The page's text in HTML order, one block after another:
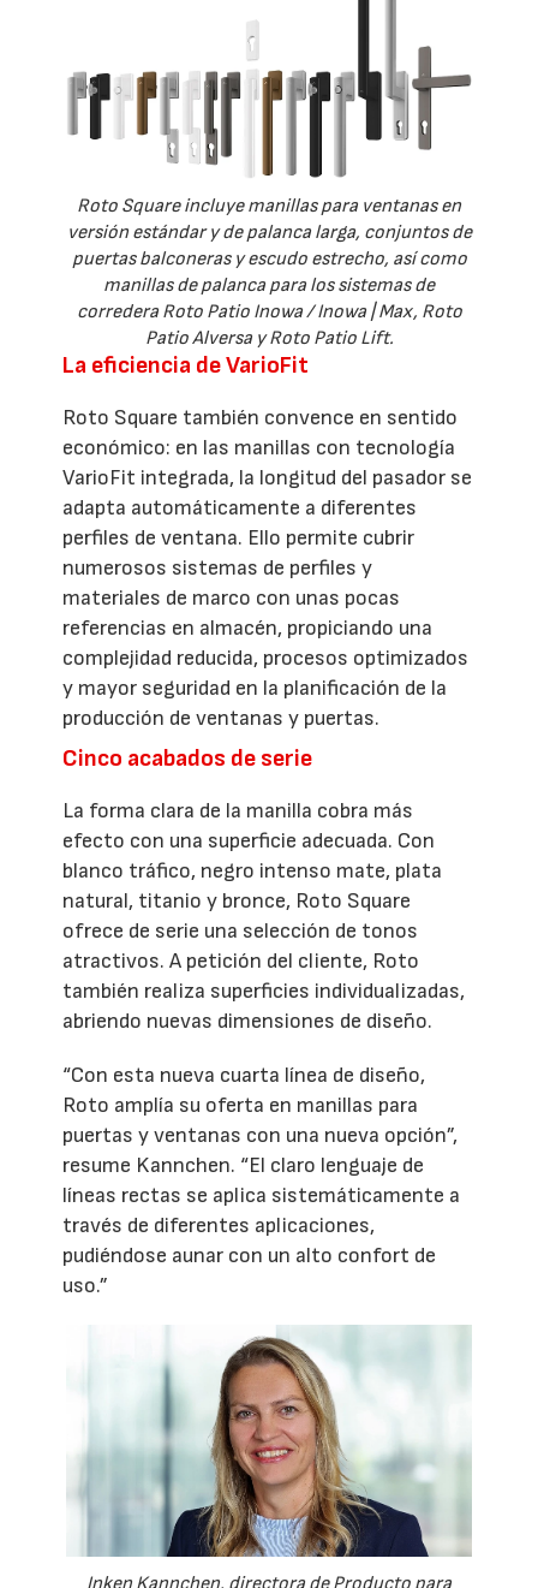
Roto Square incluye manillas para ventanas en
versión estándar y de palanca larga, conjuntos de
puertas balconeras y escudo estrecho, así como
manillas de palanca para los sistemas de
corredera Roto Patio Inowa / Inowa | Max, Roto
Patio Alversa y Roto Patio Lift.
La eficiencia de VarioFit
Roto Square también convence en sentido
económico: en las manillas con tecnología
VarioFit integrada, la longitud del pasador se
adapta automáticamente a diferentes
perfiles de ventana. Ello permite cubrir
numerosos sistemas de perfiles y
materiales de marco con unas pocas
referencias en almacén, propiciando una
complejidad reducida, procesos optimizados
y mayor seguridad en la planificación de la
producción de ventanas y puertas.
Cinco acabados de serie
La forma clara de la manilla cobra más
efecto con una superficie adecuada. Con
blanco tráfico, negro intenso mate, plata
natural, titanio y bronce, Roto Square
ofrece de serie una selección de tonos
atractivos. A petición del cliente, Roto
también realiza superficies individualizadas,
abriendo nuevas dimensiones de diseño.
“Con esta nueva cuarta línea de diseño,
Roto amplía su oferta en manillas para
puertas y ventanas con una nueva opción”,
resume Kannchen. “El claro lenguaje de
líneas rectas se aplica sistemáticamente a
través de diferentes aplicaciones,
pudiéndose aunar con un alto confort de
uso.”
Inken Kannchen, directora de Producto para